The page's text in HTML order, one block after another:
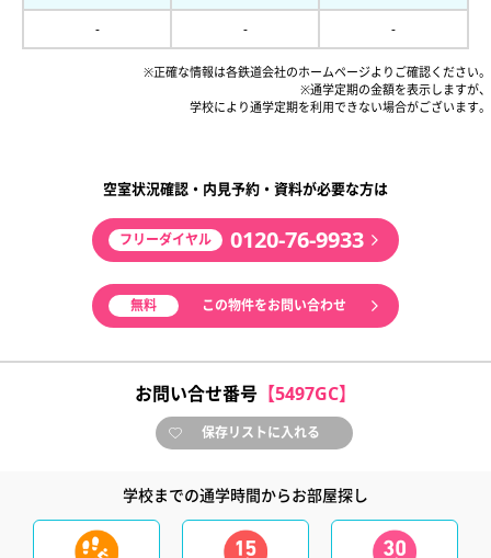
- - -
※正確な情報は各鉄道会社のホームページよりご確認ください。
※通学定期の金額を表示しますが、
学校により通学定期を利用できない場合がございます。
空室状況確認・内見予約・資料が必要な方は
フリーダイヤル 0120-76-9933
無料 この物件をお問い合わせ
お問い合せ番号 【5497GC】
保存リストに入れる
学校までの通学時間からお部屋探し